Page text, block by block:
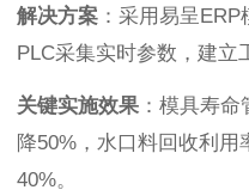
解决方案 ：采用易呈
PLC采集实时参数，建立
关键实施效果 ：模具寿
降50%，水口料回收利
40%。